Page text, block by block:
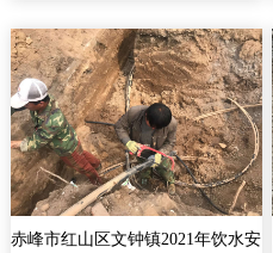
赤峰市红山区文钟镇2021年饮水安